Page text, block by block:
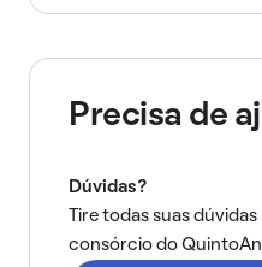
Precisa de
Dúvidas?
Tire todas suas
consórcio do